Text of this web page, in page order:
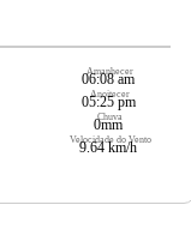
Amanhecer
06:08 am
Anoitecer
05:25 pm
Chuva
0mm
Velocidade do Vento
9.64 km/h